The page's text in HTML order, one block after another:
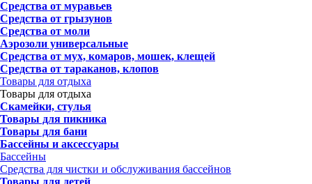
Средства от муравьев
Средства от грызунов
Средства от моли
Аэрозоли универсальные
Средства от мух, комаров, мошек, клещей
Средства от тараканов, клопов
Товары для отдыха
Товары для отдыха
Скамейки, стулья
Товары для пикника
Товары для бани
Бассейны и аксессуары
Бассейны
Средства для чистки и обслуживания бассейнов
Товары для детей